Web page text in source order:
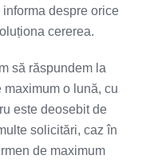
despre orice
cererea.
să răspundem la
o lună, cu
este deosebit de
solicitări, caz în
de maximum